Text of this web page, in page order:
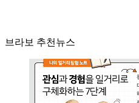
브라보 추천뉴스